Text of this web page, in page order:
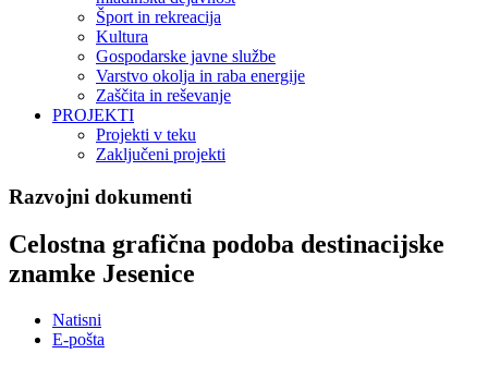
Šport in rekreacija
Kultura
Gospodarske javne službe
Varstvo okolja in raba energije
Zaščita in reševanje
PROJEKTI
Projekti v teku
Zaključeni projekti
Razvojni dokumenti
Celostna grafična podoba destinacijske
znamke Jesenice
Natisni
E-pošta